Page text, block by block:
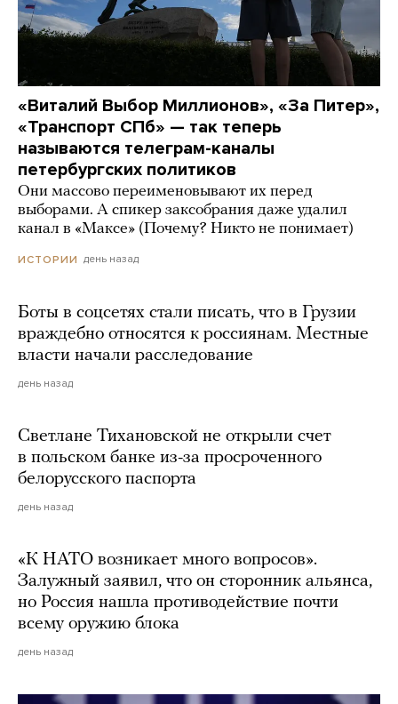
«Виталий Выбор Миллионов», «За Питер»,
«Транспорт СПб» — так теперь
называются телеграм-каналы
петербургских политиков
Они массово переименовывают их перед
выборами. А спикер заксобрания даже удалил
канал в «Максе» (Почему? Никто не понимает)
ИСТОРИИ день назад
Боты в соцсетях стали писать, что в Грузии
враждебно относятся к россиянам. Местные
власти начали расследование
день назад
Светлане Тихановской не открыли счет
в польском банке из-за просроченного
белорусского паспорта
день назад
«К НАТО возникает много вопросов».
Залужный заявил, что он сторонник альянса,
но Россия нашла противодействие почти
всему оружию блока
день назад